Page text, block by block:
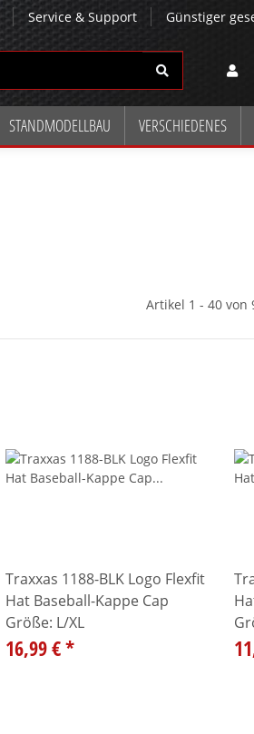
Service & Support Günstiger
STANDMODELLBAU VERSCHIEDENES
Artikel 1 - 40 von
Traxxas 1188-BLK Logo Flexfit
Hat Baseball-Kappe Cap
Größe: L/XL
16,99 €*